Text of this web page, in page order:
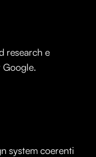
research e
system coerenti